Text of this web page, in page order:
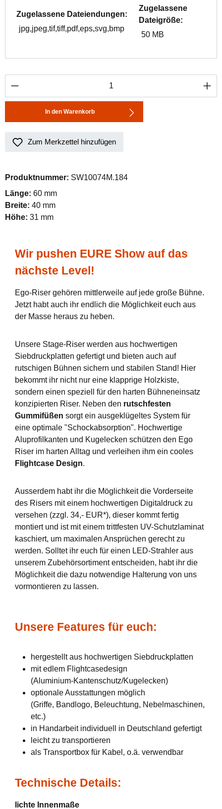
Zugelassene Dateiendungen:
jpg,jpeg,tif,tiff,pdf,eps,svg,bmp
Zugelassene
Dateigröße:
50 MB
Produkt Anzahl: Gib den gewünschten
In den Warenkorb
Zum Merkzettel hinzufügen
Produktnummer: SW10074M.184
Länge: 60 mm
Breite: 40 mm
Höhe: 31 mm
Wir pushen EURE Show auf das
nächste Level!
Ego-Riser gehören mittlerweile auf jede große Bühne.
Jetzt habt auch ihr endlich die Möglichkeit euch aus
der Masse heraus zu heben.
Unsere Stage-Riser werden aus hochwertigen
Siebdruckplatten gefertigt und bieten auch auf
rutschigen Bühnen sichern und stabilen Stand! Hier
bekommt ihr nicht nur eine klapprige Holzkiste,
sondern einen speziell für den harten Bühneneinsatz
konzipierten Riser. Neben den rutschfesten
Gummifüßen sorgt ein ausgeklügeltes System für
eine optimale "Schockabsorption". Hochwertige
Aluprofilkanten und Kugelecken schützen den Ego
Riser im harten Alltag und verleihen ihm ein cooles
Flightcase Design.
Ausserdem habt ihr die Möglichkeit die Vorderseite
des Risers mit einem hochwertigen Digitaldruck zu
versehen (zzgl. 34,- EUR*), dieser kommt fertig
montiert und ist mit einem trittfesten UV-Schutzlaminat
kaschiert, um maximalen Ansprüchen gerecht zu
werden. Solltet ihr euch für einen LED-Strahler aus
unserem Zubehörsortiment entscheiden, habt ihr die
Möglichkeit die dazu notwendige Halterung von uns
vormontieren zu lassen.
Unsere Features für euch:
hergestellt aus hochwertigen Siebdruckplatten
mit edlem Flightcasedesign
(Aluminium-Kantenschutz/Kugelecken)
optionale Ausstattungen möglich
(Griffe, Bandlogo, Beleuchtung, Nebelmaschinen,
etc.)
in Handarbeit individuell in Deutschland gefertigt
leicht zu transportieren
als Transportbox für Kabel, o.ä. verwendbar
Technische Details:
lichte Innenmaße